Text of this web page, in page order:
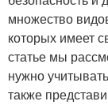
множество
которых имеет
статье мы
нужно
также